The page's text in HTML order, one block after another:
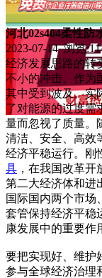
河北02s404柔性防
2023-07-14 浏览:
经济发展思路的转
不小的冲击。作为
其中受到波及。实
了对能源的过度需
量而忽视了质量。
清洁、安全、高效
经济平稳运行。刚
具 ，在我国改革
第二大经济体和进
国际国内两个市场
套管保持经济平稳
康发展中的重要作
要把实现好、维护
参与全球经济治理